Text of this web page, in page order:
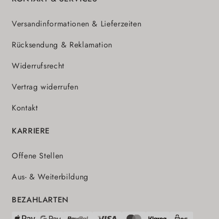
Versandinformationen & Lieferzeiten
Rücksendung & Reklamation
Widerrufsrecht
Vertrag widerrufen
Kontakt
KARRIERE
Offene Stellen
Aus- & Weiterbildung
BEZAHLARTEN